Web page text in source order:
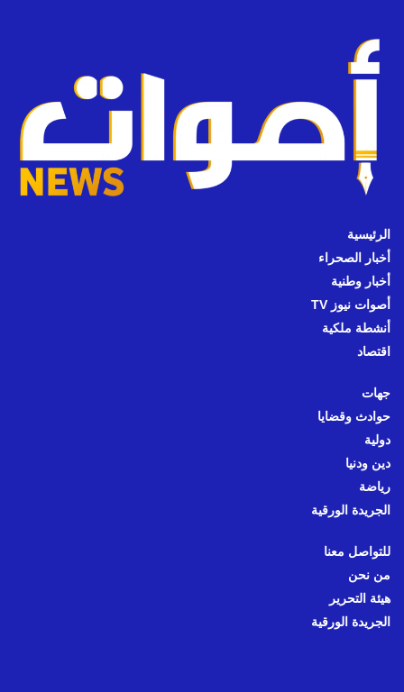
الرئيسية
أخبار الصحراء
أخبار وطنية
أصوات نيوز TV
أنشطة ملكية
اقتصاد
جهات
حوادث وقضايا
دولية
دين ودنيا
رياضة
الجريدة الورقية
للتواصل معنا
من نحن
هيئة التحرير
الجريدة الورقية